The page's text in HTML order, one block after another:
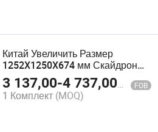
Китай Увеличить Размер
1252X1250X674 мм Скайдрон
Препятствие Предотвращение
GPS 50L Дрон SD-X410s
3 137,00-4 737,00$ FOB
1 Комплект (MOQ)